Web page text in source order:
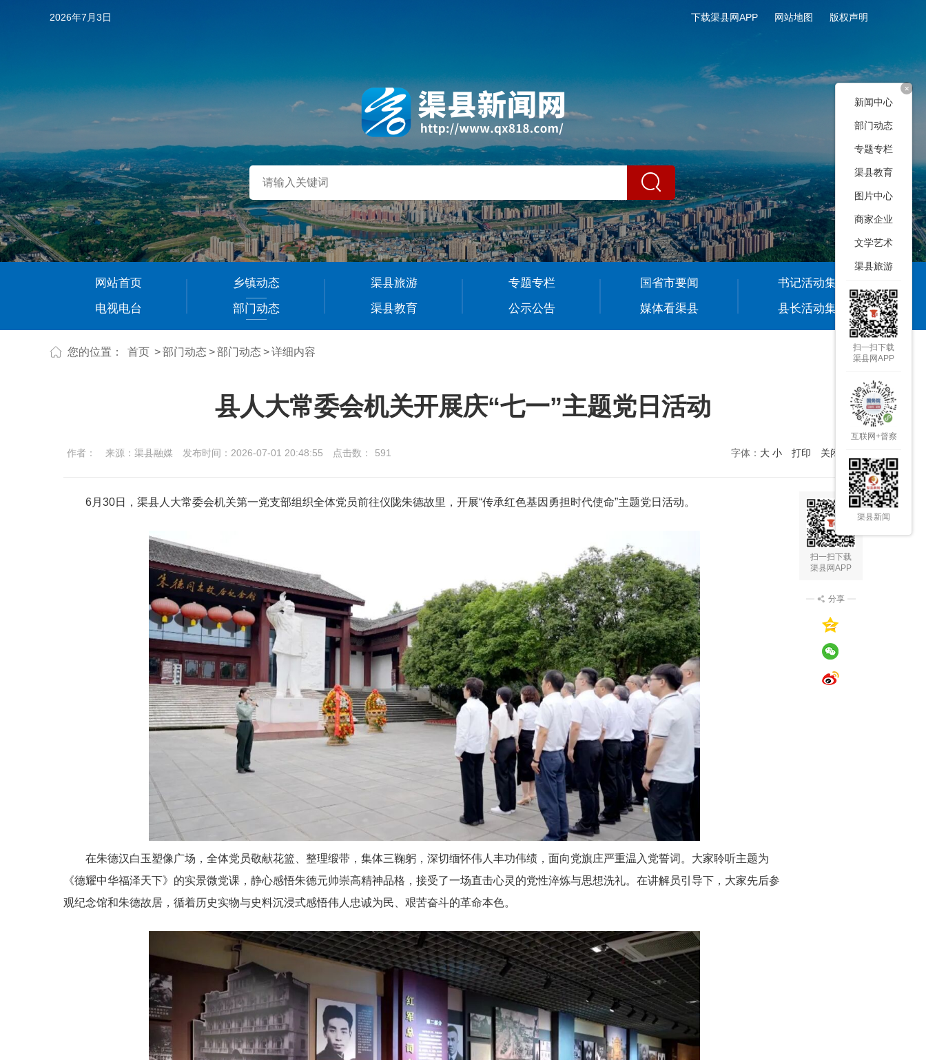
下载渠县网APP 网站地图 版权声明
2026年7月3日
网站首页 乡镇动态 渠县旅游 专题专栏 国省市要闻
书记活动集
电视电台
部门动态 渠县教育 公示公告 媒体看渠县 县长活动集
您的位置： 首页 >部门动态>部门动态>详细内容
县人大常委会机关开展庆“七一”主题党日活动
字体： 大 小 打印 关闭本页
作者： 来源：渠县融媒 发布时间：2026-07-01 20:48:55 点击数： 591
扫一扫下载
渠县网APP
分享
6月 30日，渠县人大常委会机关第一党支部组织全体党员前往仪陇朱德故里，开展“传承红色基因 勇担时代使命”主题党日活动。
在朱德汉白玉塑像广场， 全体党员敬献花篮、整理缎带，集体三鞠躬 ， 深切缅怀伟人丰功伟绩，面向党旗庄严重温入党誓词。 大家聆听主题为
《德耀中华福泽天下》 的实景微党课，静心感悟朱德元帅崇高精神品格，接受了一场直击心灵的党性淬炼与思想洗礼。在讲解员引导下， 大家先后参
观纪念馆和朱德故居，循着历史实物与史料沉浸式感悟伟人忠诚为民、艰苦奋斗的革命本色。
+
新闻中心
部门动态
专题专栏
渠县教育
图片中心
商家企业
文学艺术
渠县旅游
扫一扫下载
渠县网APP
互联网+督察
渠县新闻